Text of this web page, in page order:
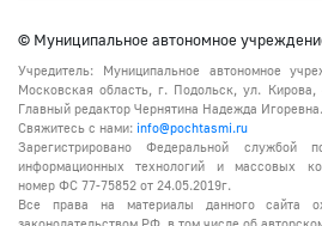
© Муниципальное автономное
Учредитель: Муниципальное автономное
Московская область, г. Подольск, ул.
Главный редактор Чернятина Надежда Игоревна.
Свяжитесь с нами: info@pochtasmi.ru
Зарегистрировано Федеральной
информационных технологий и массовых
номер ФС 77-75852 от 24.05.2019г.
Все права на материалы данного сайта
законодательством РФ, в том числе об